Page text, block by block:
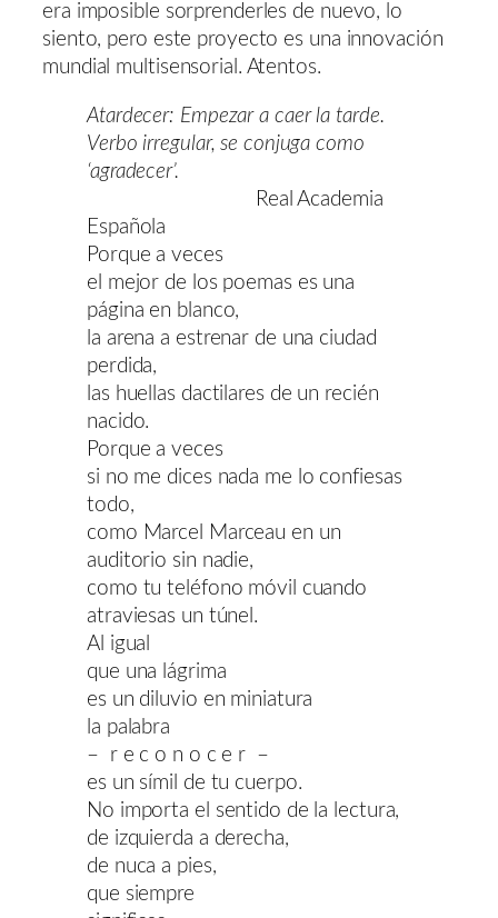
era imposible sorprenderles de nuevo, lo
siento, pero este proyecto es una innovación
mundial multisensorial. Atentos.
Atardecer: Empezar a caer la tarde.
Verbo irregular, se conjuga como
‘agradecer’.
Real Academia
Española
Porque a veces
el mejor de los poemas es una
página en blanco,
la arena a estrenar de una ciudad
perdida,
las huellas dactilares de un recién
nacido.
Porque a veces
si no me dices nada me lo confiesas
todo,
como Marcel Marceau en un
auditorio sin nadie,
como tu teléfono móvil cuando
atraviesas un túnel.
Al igual
que una lágrima
es un diluvio en miniatura
la palabra
– r e c o n o c e r –
es un símil de tu cuerpo.
No importa el sentido de la lectura,
de izquierda a derecha,
de nuca a pies,
que siempre